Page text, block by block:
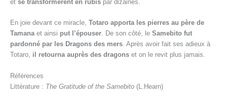
et se transformèrent en rubis par dizaines.
En joie devant ce miracle, Totaro apporta les pierres au père de
Tamana et ainsi put l’épouser. De son côté, le Samebito fut
pardonné par les Dragons des mers. Après avoir fait ses adieux à
Totaro, il retourna auprès des dragons et on le revit plus jamais.
Références
Littérature : The Gratitude of the Samebito (L.Hearn)